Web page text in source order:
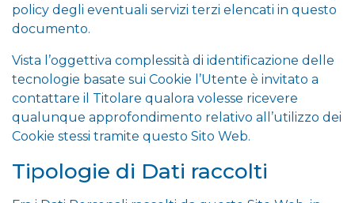
policy degli eventuali servizi terzi elencati in questo
documento.
Vista l’oggettiva complessità di identificazione delle
tecnologie basate sui Cookie l’Utente è invitato a
contattare il Titolare qualora volesse ricevere
qualunque approfondimento relativo all’utilizzo dei
Cookie stessi tramite questo Sito Web.
Tipologie di Dati raccolti